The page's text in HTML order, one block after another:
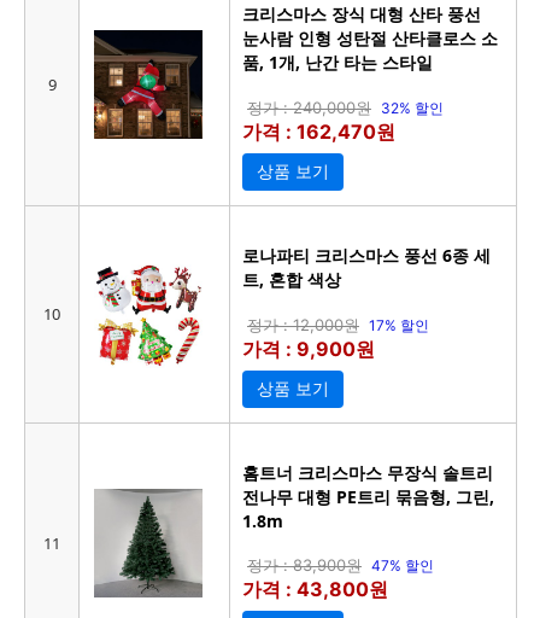
9
크리스마스 장식 대형 산타 풍선
눈사람 인형 성탄절 산타클로스 소
품, 1개, 난간 타는 스타일
정가 : 240,000원 32% 할인
가격 : 162,470원
상품 보기
10
로나파티 크리스마스 풍선 6종 세
트, 혼합 색상
정가 : 12,000원 17% 할인
가격 : 9,900원
상품 보기
11
홈트너 크리스마스 무장식 솔트리
전나무 대형 PE트리 묶음형, 그린,
1.8m
정가 : 83,900원 47% 할인
가격 : 43,800원